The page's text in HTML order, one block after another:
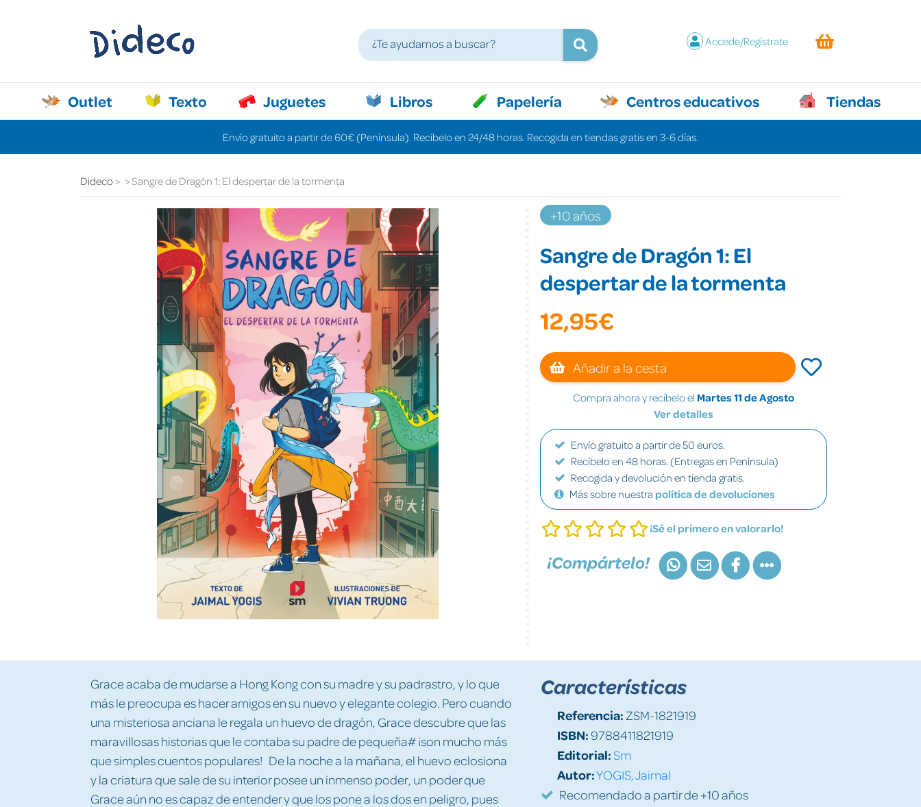
Accede/Regístrate
Outlet Texto Juguetes Libros Papelería Centros educativos Tiendas
Envío gratuito a partir de 60€ (Península). Recíbelo en 24/48 horas. Recogida en tiendas gratis en 3-6 días.
Dideco Sangre de Dragón 1: El despertar de la tormenta
+10 años
Sangre de Dragón 1: El
despertar de la tormenta
12,95€
Añadir a la cesta
Compra ahora y recíbelo el Martes 11 de Agosto
Ver detalles
Envío gratuito a partir de 50 euros.
Recíbelo en 48 horas. (Entregas en Península)
Recogida y devolución en tienda gratis.
Más sobre nuestra política de devoluciones
¡Sé el primero en valorarlo!
¡Compártelo!
Grace acaba de mudarse a Hong Kong con su madre y su padrastro, y lo que
más le preocupa es hacer amigos en su nuevo y elegante colegio. Pero cuando
una misteriosa anciana le regala un huevo de dragón, Grace descubre que las
maravillosas historias que le contaba su padre de pequeña# ¡son mucho más
que simples cuentos populares! De la noche a la mañana, el huevo eclosiona
y la criatura que sale de su interior posee un inmenso poder, un poder que
Grace aún no es capaz de entender y que los pone a los dos en peligro, pues
Características
Referencia: ZSM-1821919
ISBN:9788411821919
Editorial:Sm
Autor:YOGIS, Jaimal
Recomendado a partir de +10 años